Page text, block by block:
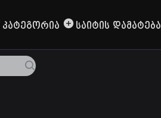
Კატეგორია Საიტის Დამატება